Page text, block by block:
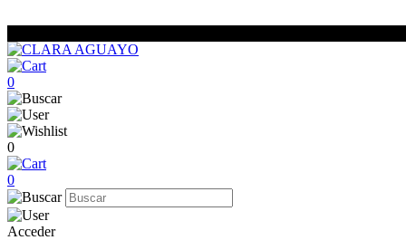
0
0
0
Acceder